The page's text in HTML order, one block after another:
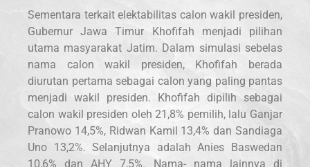
Sementara terkait elektabilitas calon wakil presiden,
Gubernur Jawa Timur Khofifah menjadi pilihan
utama masyarakat Jatim. Dalam simulasi sebelas
nama calon wakil presiden, Khofifah berada
diurutan pertama sebagai calon yang paling pantas
menjadi wakil presiden. Khofifah dipilih sebagai
calon wakil presiden oleh 21,8% pemilih, lalu Ganjar
Pranowo 14,5%, Ridwan Kamil 13,4% dan Sandiaga
Uno 13,2%. Selanjutnya adalah Anies Baswedan
10,6% dan AHY 7,5%. Nama- nama lainnya di